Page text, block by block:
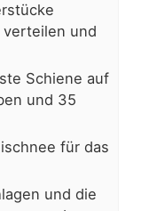
verteilen und
Schiene auf
und 35
für das
und die